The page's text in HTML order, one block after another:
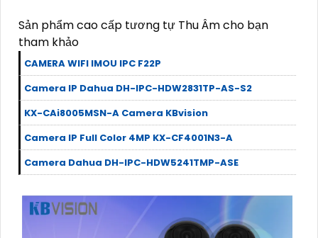
Sản phẩm cao cấp tương tự Thu Âm cho bạn
tham khảo
CAMERA WIFI IMOU IPC F22P
Camera IP Dahua DH-IPC-HDW2831TP-AS-S2
KX-CAi8005MSN-A Camera KBvision
Camera IP Full Color 4MP KX-CF4001N3-A
Camera Dahua DH-IPC-HDW5241TMP-ASE